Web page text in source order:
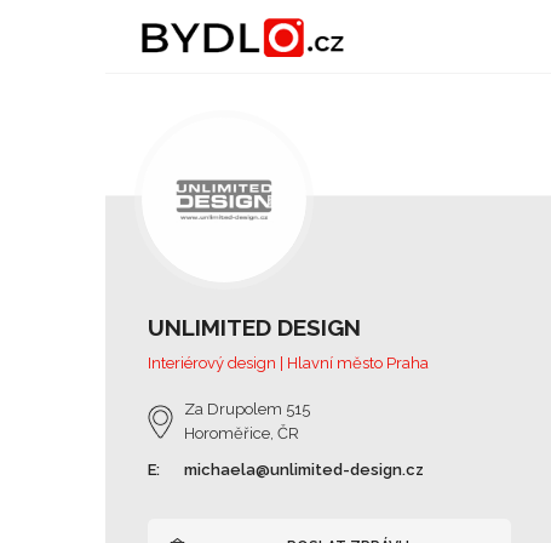
UNLIMITED DESIGN
Interiérový design | Hlavní město Praha
Za Drupolem 515
Horoměřice, ČR
E:
michaela@unlimited-design.cz